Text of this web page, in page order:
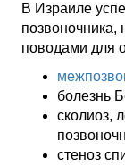
В Израиле
поводами для
болезнь
сколиоз,
стеноз